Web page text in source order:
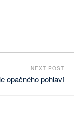
NEXT POST
opačného pohlaví